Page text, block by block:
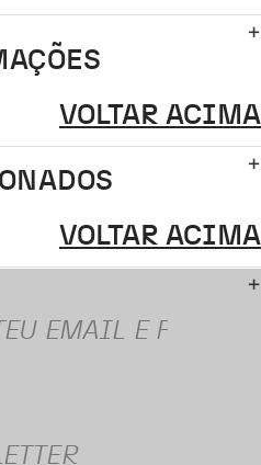
VOLTAR ACIMA
VOLTAR ACIMA